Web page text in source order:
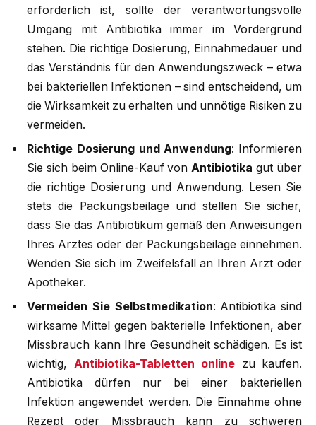
erforderlich ist, sollte der verantwortungsvolle
Umgang mit Antibiotika immer im Vordergrund
stehen. Die richtige Dosierung, Einnahmedauer und
das Verständnis für den Anwendungszweck – etwa
bei bakteriellen Infektionen – sind entscheidend, um
die Wirksamkeit zu erhalten und unnötige Risiken zu
vermeiden.
Richtige Dosierung und Anwendung: Informieren
Sie sich beim Online-Kauf vonAntibiotikagut über
die richtige Dosierung und Anwendung. Lesen Sie
stets die Packungsbeilage und stellen Sie sicher,
dass Sie das Antibiotikum gemäß den Anweisungen
Ihres Arztes oder der Packungsbeilage einnehmen.
Wenden Sie sich im Zweifelsfall an Ihren Arzt oder
Apotheker.
Vermeiden Sie Selbstmedikation: Antibiotika sind
wirksame Mittel gegen bakterielle Infektionen, aber
Missbrauch kann Ihre Gesundheit schädigen. Es ist
wichtig, Antibiotika-Tabletten online zu kaufen.
Antibiotika dürfen nur bei einer bakteriellen
Infektion angewendet werden. Die Einnahme ohne
Rezept oder Missbrauch kann zu schweren